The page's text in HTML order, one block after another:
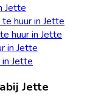
Jette
huur in Jette
huur in Jette
in Jette
Jette
Jette